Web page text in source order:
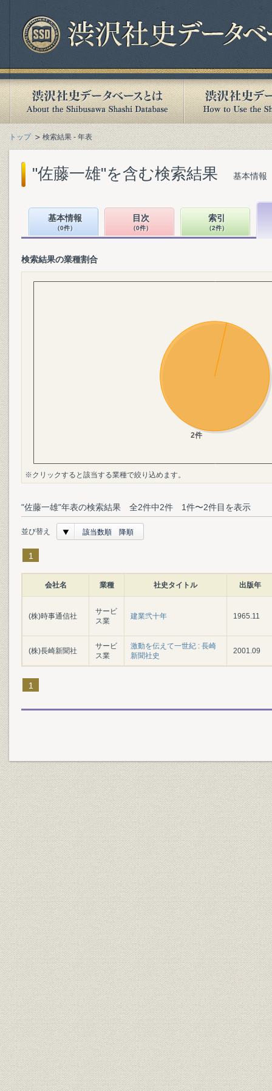
トップ 検索結果 - 年表
"佐藤一雄"を含む検索結果 基本情報
基本情報
（0件）
目次
（0件）
索引
（2件）
検索結果の業種割合
※クリックすると該当する業種で絞り込めます。
"佐藤一雄"年表の検索結果 全2件中2件 1件〜2件目を表示
並び替え 該当数順 降順
1
会社名 業種 社史タイトル 出版年
(株)時事通信社
サービ
ス業
建業弐十年 1965.11
(株)長崎新聞社
サービ
ス業
激動を伝えて一世紀 : 長崎
新聞社史
2001.09
1